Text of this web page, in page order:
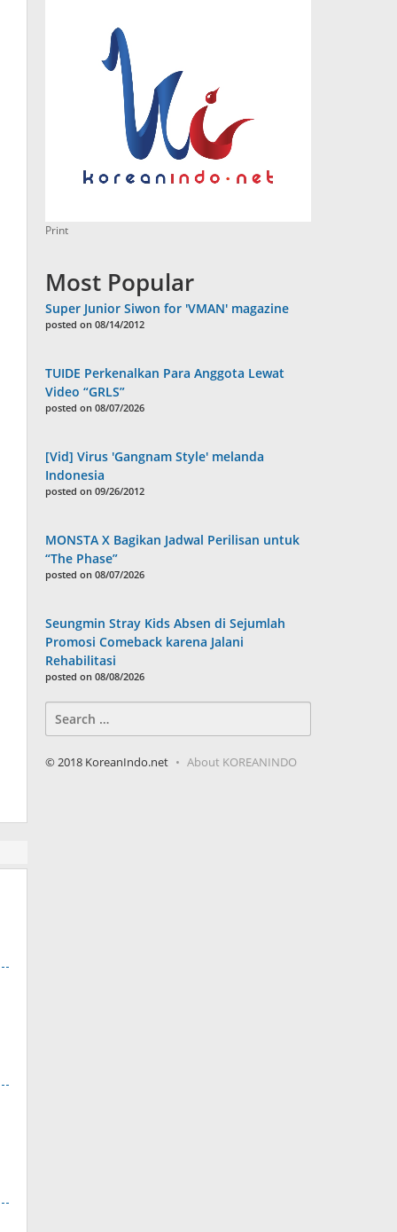
Print
Most Popular
Super Junior Siwon for 'VMAN' magazine
posted on 08/14/2012
TUIDE Perkenalkan Para Anggota Lewat
Video “GRLS”
posted on 08/07/2026
[Vid] Virus 'Gangnam Style' melanda
Indonesia
posted on 09/26/2012
MONSTA X Bagikan Jadwal Perilisan untuk
“The Phase”
posted on 08/07/2026
Seungmin Stray Kids Absen di Sejumlah
Promosi Comeback karena Jalani
Rehabilitasi
posted on 08/08/2026
for:
© 2018 KoreanIndo.net About KOREANINDO